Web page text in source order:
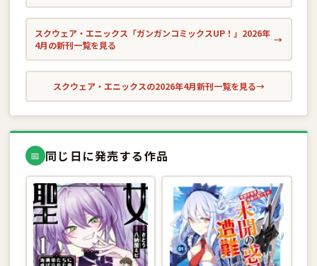
スクウェア・エニックス「ガンガンコミックスUP！」2026年
4月の新刊一覧を見る
→
スクウェア・エニックスの2026年4月新刊一覧を見る→
📅 同じ日に発売する作品